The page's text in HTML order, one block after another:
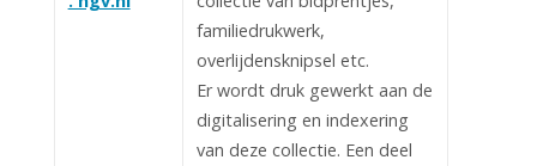
familiedrukwerk,
overlijdensknipsel etc.
Er wordt druk gewerkt aan de
digitalisering en indexering
van deze collectie. Een deel